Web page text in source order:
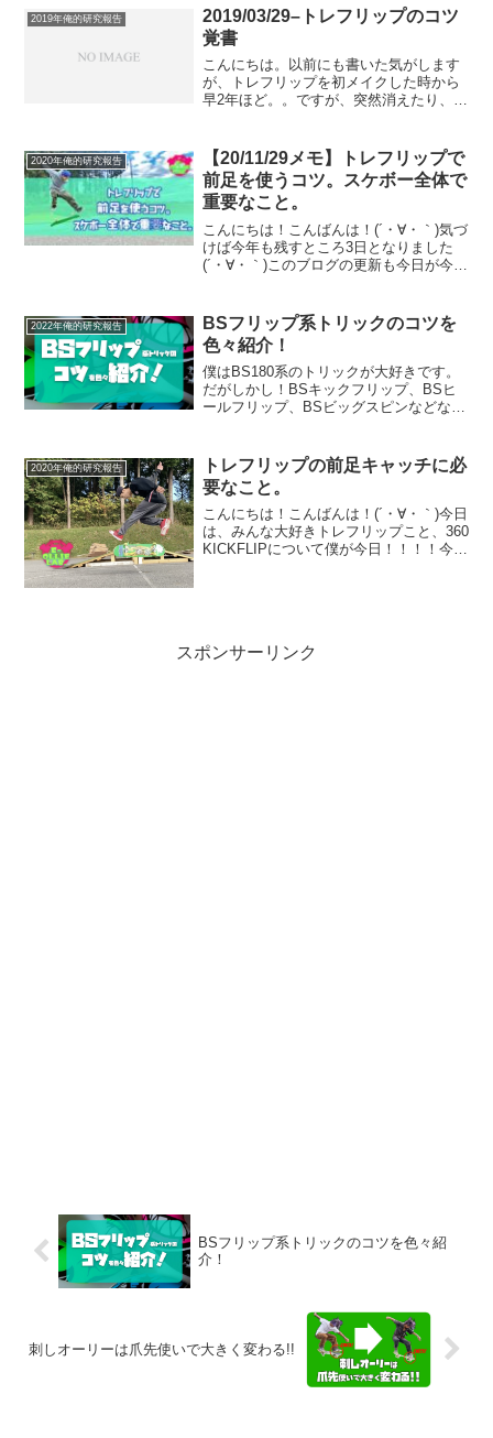
参考にならないこと多々ありますよ
ね！？(僕です(´・∀・...
2019年俺的研究報告
2019/03/29–トレフリップのコツ
覚書
こんにちは。以前にも書いた気がします
が、トレフリップを初メイクした時から
早2年ほど。。ですが、突然消えたり、ま
ず、また消えないかビクビクしながら模
索中でございます。2週間...
2020年俺的研究報告
【20/11/29メモ】トレフリップで
前足を使うコツ。スケボー全体で
重要なこと。
こんにちは！こんばんは！(´・∀・｀)気づ
けば今年も残すところ3日となりました
(´・∀・｀)このブログの更新も今日が今年
か寂しがらないでください。(´・∀・｀)
笑...
2022年俺的研究報告
BSフリップ系トリックのコツを
色々紹介！
僕はBS180系のトリックが大好きです。
だがしかし！BSキックフリップ、BSヒ
ールフリップ、BSビッグスピンなどな
直たまにしか納得のいくメイクはできま
せん(´...
2020年俺的研究報告
トレフリップの前足キャッチに必
要なこと。
こんにちは！こんばんは！(´・∀・｀)今日
は、みんな大好きトレフリップこと、360
KICKFLIPについて僕が今日！！！！今日
スポンサーリンク
BSフリップ系トリックのコツを色々紹
介！
刺しオーリーは爪先使いで大きく変わる!!